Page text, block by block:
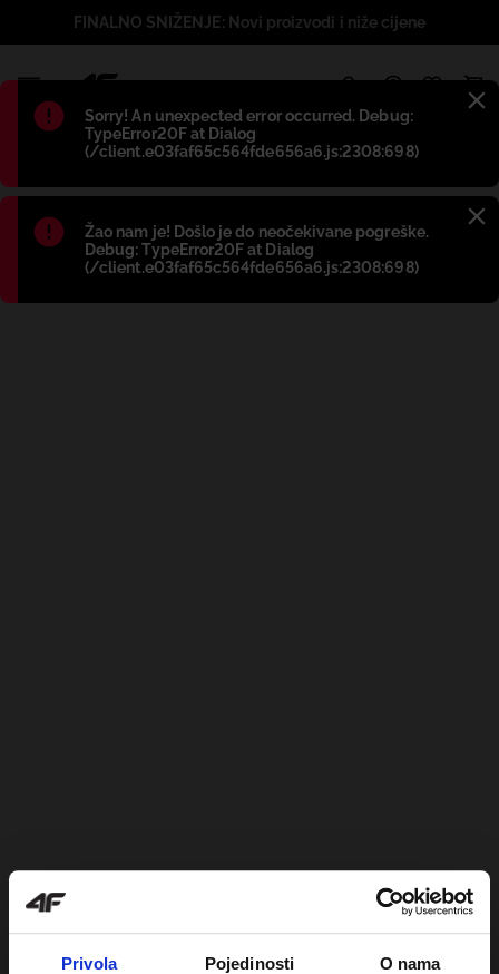
Privola Pojedinosti O nama
Błąd:
Sorry! An unexpected error occurred. Debug:
TypeError20F at Dialog
(/client.e03faf65c564fde656a6.js:2308:698)
Błąd:
Žao nam je! Došlo je do neočekivane pogreške.
Debug: TypeError20F at Dialog
(/client.e03faf65c564fde656a6.js:2308:698)
FINALNO SNIŽENJE: Novi proizvodi i niže cijene